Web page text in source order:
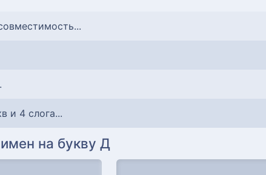
и 4 слога...
на букву Д